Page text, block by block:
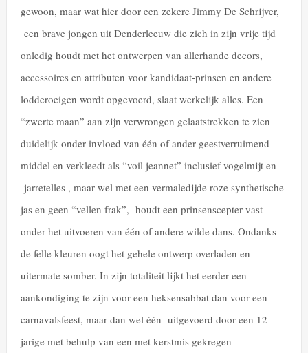
gewoon, maar wat hier door een zekere Jimmy De Schrijver,
een brave jongen uit Denderleeuw die zich in zijn vrije tijd
onledig houdt met het ontwerpen van allerhande decors,
accessoires en attributen voor kandidaat-prinsen en andere
lodderoeigen wordt opgevoerd, slaat werkelijk alles. Een
“zwerte maan” aan zijn verwrongen gelaatstrekken te zien
duidelijk onder invloed van één of ander geestverruimend
middel en verkleedt als “voil jeannet” inclusief vogelmijt en
jarretelles , maar wel met een vermaledijde roze synthetische
jas en geen “vellen frak”, houdt een prinsenscepter vast
onder het uitvoeren van één of andere wilde dans. Ondanks
de felle kleuren oogt het gehele ontwerp overladen en
uitermate somber. In zijn totaliteit lijkt het eerder een
aankondiging te zijn voor een heksensabbat dan voor een
carnavalsfeest, maar dan wel één uitgevoerd door een 12-
jarige met behulp van een met kerstmis gekregen